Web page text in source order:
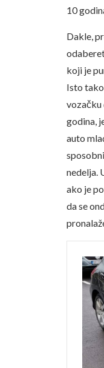
10
Dakle,
koji je
Isto
vozačku
godina,
auto
nedelja.
ako je
da se